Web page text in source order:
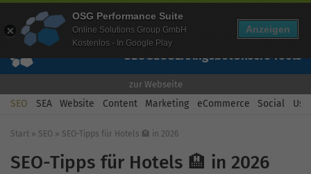
Wissen Free Checks Über uns Free Account
SEOGEOSEAAngebotUnsere Tools
zur Webseite
SEO SEA Website Content Marketing eCommerce Social
Start » SEO » SEO-Tipps für Hotels 🏨 in 2026
SEO-Tipps für Hotels 🏨 in 2026
OSG Performance Suite
Online Solutions Group GmbH
Kostenlos - In Google Play
Anzeigen